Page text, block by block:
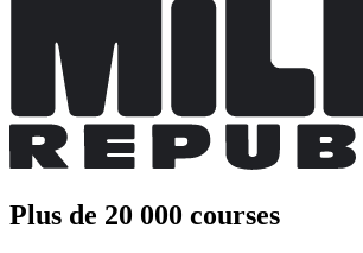
Plus de 20 000 courses